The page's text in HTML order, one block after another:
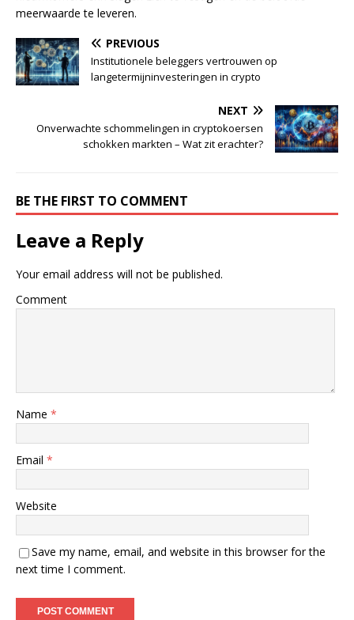
meerwaarde te leveren.
PREVIOUS
Institutionele beleggers vertrouwen op
langetermijninvesteringen in crypto
NEXT
Onverwachte schommelingen in cryptokoersen
schokken markten – Wat zit erachter?
BE THE FIRST TO COMMENT
Leave a Reply
Your email address will not be published.
Comment
Name *
Email *
Website
Save my name, email, and website in this browser for the
next time I comment.